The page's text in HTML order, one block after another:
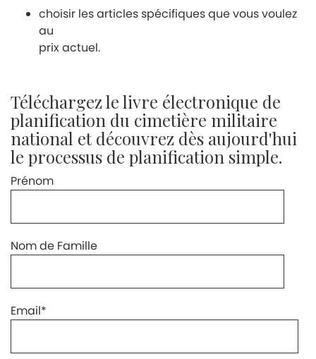
choisir les articles spécifiques que vous voulez
au
prix actuel.
Téléchargez le livre électronique de
planification du cimetière militaire
national et découvrez dès aujourd'hui
le processus de planification simple.
Prénom
Nom de Famille
Email*